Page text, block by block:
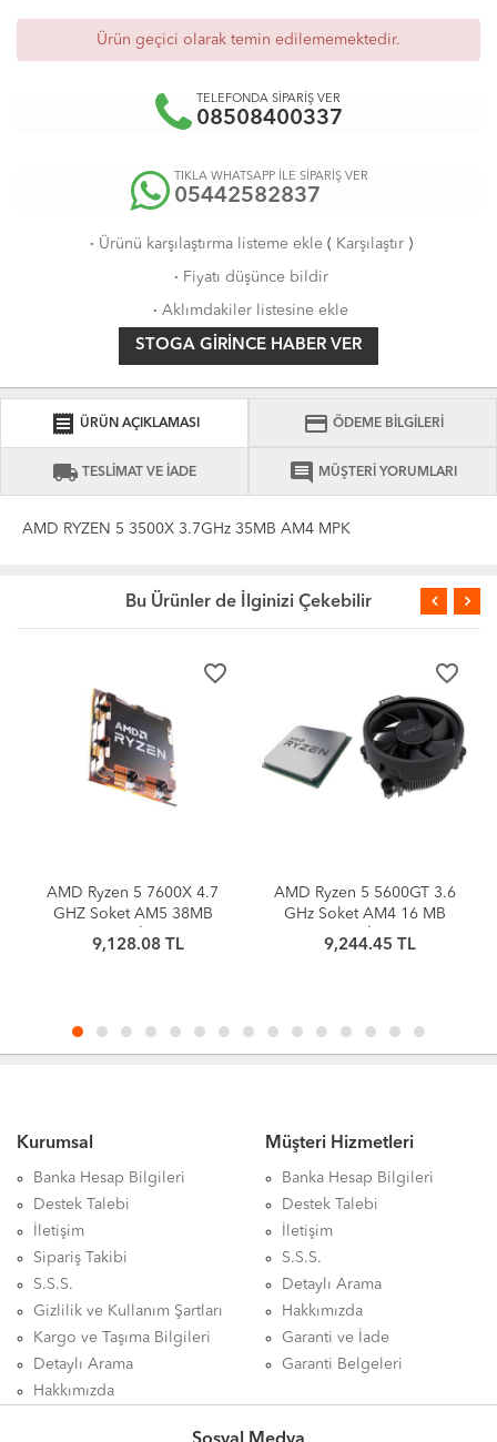
Ürün geçici olarak temin edilememektedir.
TELEFONDA SİPARİŞ VER
08508400337
TIKLA WHATSAPP İLE SİPARİŞ VER
05442582837
· Ürünü karşılaştırma listeme ekle( Karşılaştır)
· Fiyatı düşünce bildir
· Aklımdakiler listesine ekle
STOGA GIRINCE HABER VER
receipt ÜRÜN AÇIKLAMASI credit_card ÖDEME BİLGİLERİ
local_shipping TESLİMAT VE İADE comment MÜŞTERİ YORUMLARI
AMD RYZEN 5 3500X 3.7GHz 35MB AM4 MPK
Bu Ürünler de İlginizi Çekebilir
favorite_border
AMD Ryzen 5 7600X 4.7
GHZ Soket AM5 38MB
Cache 105W İşlemci Tray
9,128.08 TL
favorite_border
AMD Ryzen 5 5600GT 3.6
GHz Soket AM4 16 MB
Cache 65 W İşlemci MPK
9,244.45 TL
Kurumsal
Banka Hesap Bilgileri
Destek Talebi
İletişim
Sipariş Takibi
S.S.S.
Gizlilik ve Kullanım Şartları
Kargo ve Taşıma Bilgileri
Detaylı Arama
Hakkımızda
Müşteri Hizmetleri
Banka Hesap Bilgileri
Destek Talebi
İletişim
S.S.S.
Detaylı Arama
Hakkımızda
Garanti ve İade
Garanti Belgeleri